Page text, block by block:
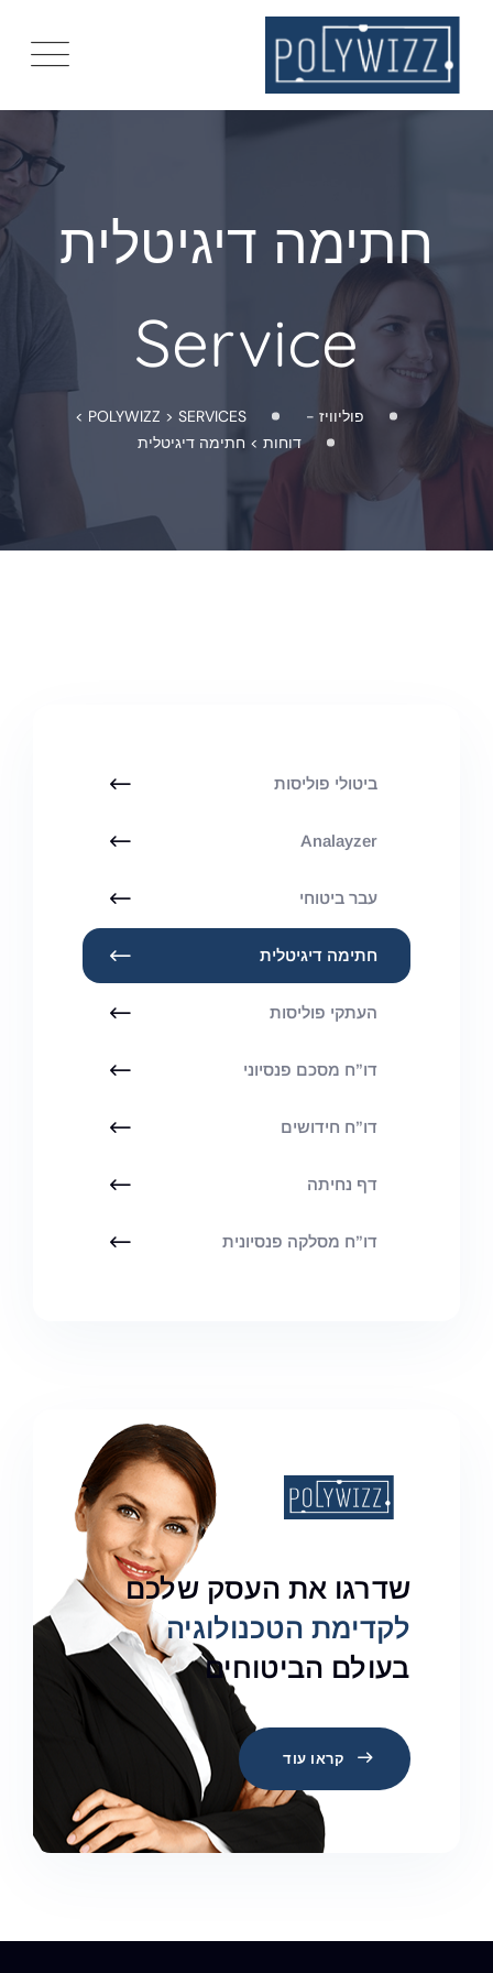
Skip
content
חתימה דיגיטלית
Service
פוליוויז - POLYWIZZ > SERVICES
>
דוחות > חתימה דיגיטלית
ביטולי פוליסות
Analayzer
עבר ביטוחי
חתימה דיגיטלית
העתקי פוליסות
דו”ח מסכם פנסיוני
דו”ח חידושים
דף נחיתה
דו”ח מסלקה פנסיונית
שדרגו את העסק שלכם
לקדימת הטכנולוגיה
בעולם הביטוחים
קראו עוד